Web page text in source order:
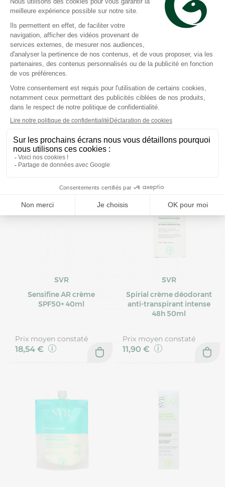
SVR
rebondissante
régénérante 50ml
Prix moyen constaté
45,06 €
SVR
ultra mat multi-résistant
SPF50+ 50ml
Prix moyen constaté
19,01 €
SVR
Sensifine AR crème
SPF50+ 40ml
Prix moyen constaté
18,54 €
SVR
Spirial crème déodorant
anti-transpirant intense
48h 50ml
Prix moyen constaté
11,90 €